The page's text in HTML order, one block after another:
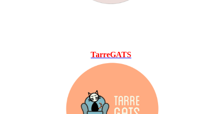
TarreGATS